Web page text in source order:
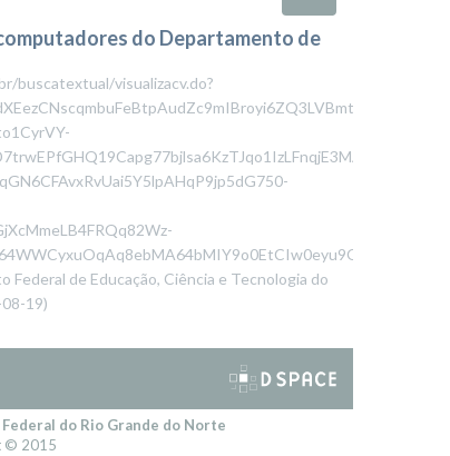
do Departamento de
buscatextual/visualizacv.do?
Federal de Educação, Ciência e Tecnologia do
19)
do Rio Grande do Norte
© 2015